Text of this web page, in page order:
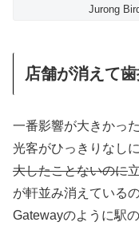
Jurong
店舗が消えて
一番影響が大きかっ
光客がひっきりなし
大したことないのに
が軒並み消えている
Gatewayのように駅